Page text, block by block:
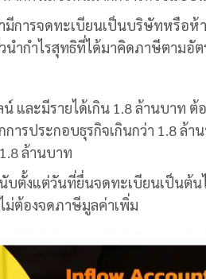
มีการจดทะเบียนเป็นบริษัทหรือ
นำกำไรสุทธิที่ได้มาคิดภาษีตามอั
และมีรายได้เกิน 1.8 ล้านบาท ต้
ารประกอบธุรกิจเกินกว่า 1.8 ล้
ล้านบาท
บตั้งแต่วันที่ยื่นจดทะเบียนเป็นต้
ม่ต้องจดภาษีมูลค่าเพิ่ม